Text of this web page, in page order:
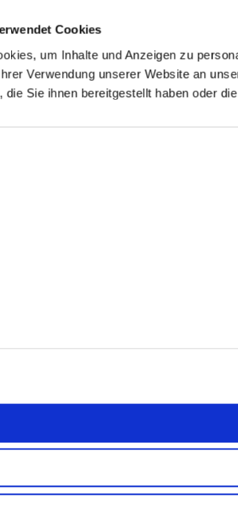
Cookies
um Inhalte und Anzeigen zu
Verwendung unserer Website an
die Sie ihnen bereitgestellt haben oder